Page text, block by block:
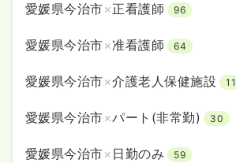
愛媛県今治市×正看護師 96
愛媛県今治市×准看護師 64
愛媛県今治市×介護老人保健施設 11
愛媛県今治市×パート(非常勤) 30
愛媛県今治市× 日勤のみ 59